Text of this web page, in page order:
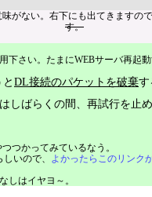
がない。右下にも出てきますので
す。
下さい。たまにWEBサーバ再起
DL接続のパケットを破棄す
しばらくの間、再試行を止
つかってみているなう。
いので、 よかったらこのリンク
しはイヤヨ～。